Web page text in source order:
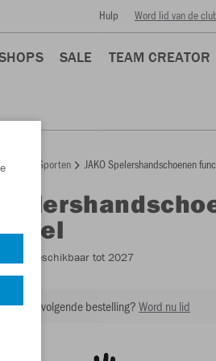
Hulp Word lid van de
SALE TEAM CREATOR
Sporten JAKO Spelershandschoenen
- Beschikbaar tot 2027
op je volgende bestelling?Word nu lid